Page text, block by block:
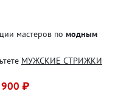
мастеров по модным
МУЖСКИЕ СТРИЖКИ
900 ₽